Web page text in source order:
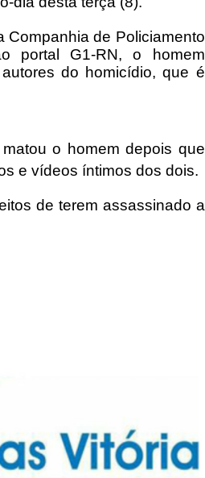
Companhia de Policiamento
portal G1-RN, o homem
do homicídio, que é
o homem depois que
e vídeos íntimos dos dois.
de terem assassinado a